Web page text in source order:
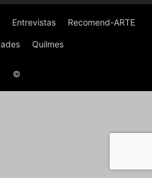
Entrevistas Recomend-ARTE
Quilmes
©